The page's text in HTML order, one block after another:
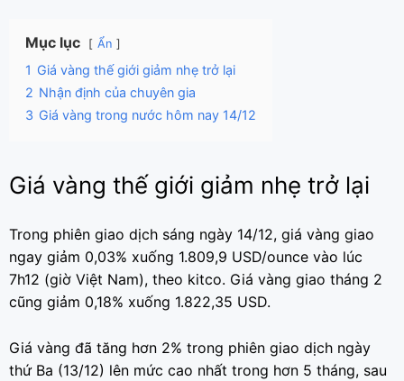
Mục lục Ẩn
1 Giá vàng thế giới giảm nhẹ trở lại
2 Nhận định của chuyên gia
3 Giá vàng trong nước hôm nay 14/12
Giá vàng thế giới giảm nhẹ trở lại
Trong phiên giao dịch sáng ngày 14/12, giá vàng giao
ngay giảm 0,03% xuống 1.809,9 USD/ounce vào lúc
7h12 (giờ Việt Nam), theo kitco. Giá vàng giao tháng 2
cũng giảm 0,18% xuống 1.822,35 USD.
Giá vàng đã tăng hơn 2% trong phiên giao dịch ngày
thứ Ba (13/12) lên mức cao nhất trong hơn 5 tháng, sau